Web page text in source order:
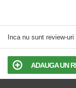
Inca nu sunt review-
ADAUGA UN